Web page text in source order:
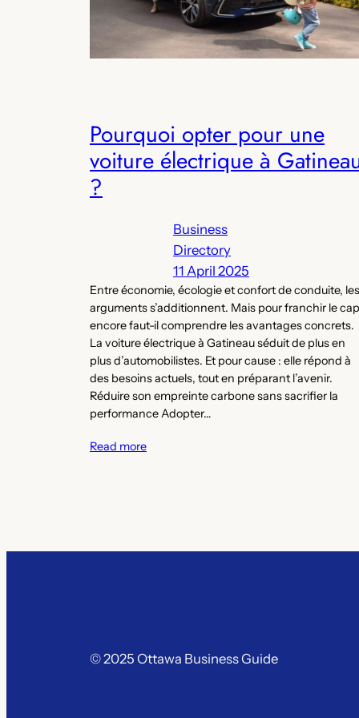
Pourquoi opter pour une
voiture électrique à
?
Business
Directory
11 April 2025
Entre économie, écologie et confort de conduite, les
arguments s’additionnent. Mais pour franchir le
encore faut-il comprendre les avantages concrets.
La voiture électrique à Gatineau séduit de plus en
plus d’automobilistes. Et pour cause : elle répond à
des besoins actuels, tout en préparant l’avenir.
Réduire son empreinte carbone sans sacrifier la
performance Adopter…
Read more
© 2025 Ottawa Business Guide